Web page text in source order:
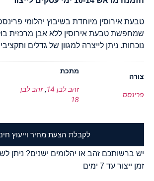
טבעת אירוסין מיוחדת בשיבוץ יהלומי
שמחפשת טבעת אירוסין ללא אבן מרכזית
נוכחות. ניתן לייצרה למגוון של גדלים
צורה
פרינסס
מתכת
זהב לבן 14 , זהב לבן
18
לקבלת הצעת מחיר וייעוץ
יש ברשותכם זהב או יהלומים ישנים? ניתן
זמן ייצור עד 7 ימים